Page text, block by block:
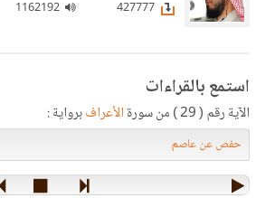
استمع بالقراءات
الآية رقم ( 29 ) من سورة الأعرافبرواية :